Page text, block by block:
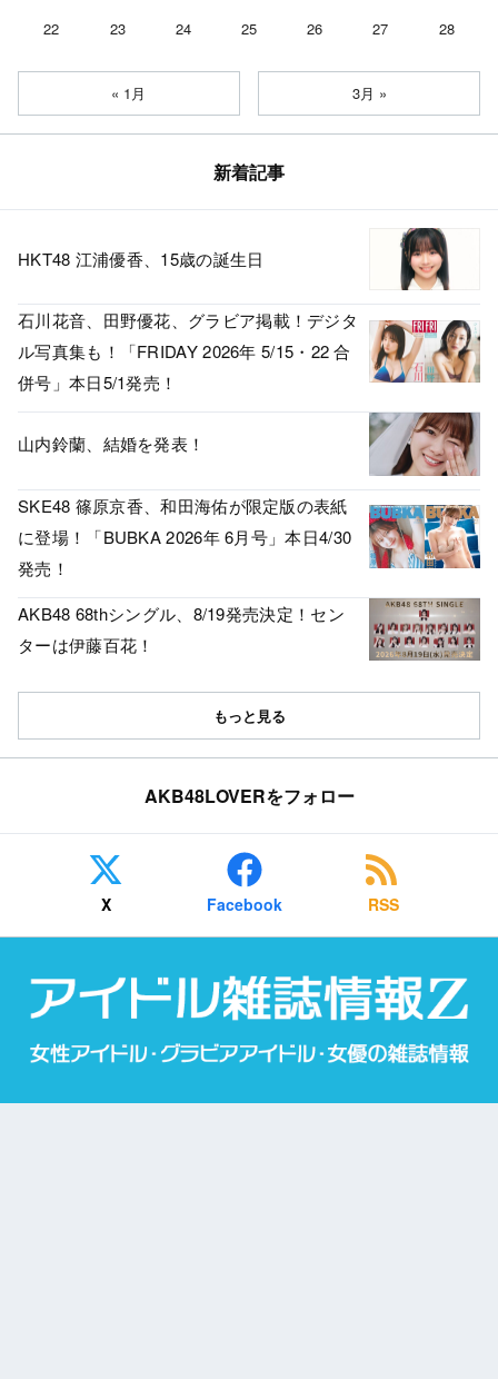
22
23 24 25 26 27 28
« 1月 3月 »
新着記事
HKT48 江浦優香、15歳の誕生日
石川花音、田野優花、グラビア掲載！デジタ
ル写真集も！「FRIDAY 2026年 5/15・22 合
併号」本日5/1発売！
山内鈴蘭、結婚を発表！
SKE48 篠原京香、和田海佑が限定版の表紙
に登場！「BUBKA 2026年 6月号」本日4/30
発売！
AKB48 68thシングル、8/19発売決定！セン
ターは伊藤百花！
もっと見る
AKB48LOVERをフォロー
X Facebook RSS